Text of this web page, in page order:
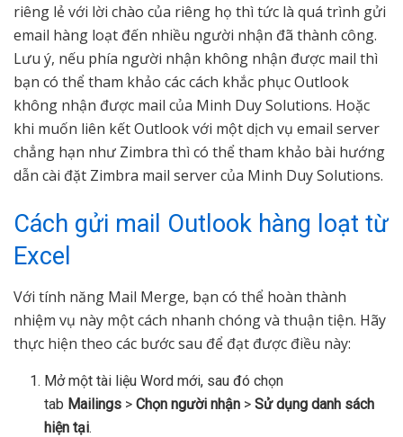
riêng lẻ với lời chào của riêng họ thì tức là quá trình gửi
email hàng loạt đến nhiều người nhận đã thành công.
Lưu ý, nếu phía người nhận không nhận được mail thì
bạn có thể tham khảo các cách khắc phục Outlook
không nhận được mail của Minh Duy Solutions. Hoặc
khi muốn liên kết Outlook với một dịch vụ email server
chẳng hạn như Zimbra thì có thể tham khảo bài hướng
dẫn cài đặt Zimbra mail server của Minh Duy Solutions.
Cách gửi mail Outlook hàng loạt từ
Excel
Với tính năng Mail Merge, bạn có thể hoàn thành
nhiệm vụ này một cách nhanh chóng và thuận tiện. Hãy
thực hiện theo các bước sau để đạt được điều này:
Mở một tài liệu Word mới, sau đó chọn
tab Mailings >Chọn người nhận >Sử dụng danh sách
hiện tại.